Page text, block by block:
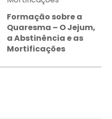
Formação sobre a
Quaresma – O Jejum,
a Abstinência e as
Mortificações